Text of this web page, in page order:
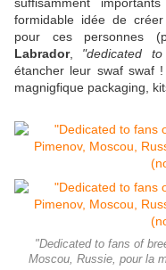
formidable idée de
pour ces personnes
Labrador, "dedicated
étancher leur swaf swaf
magnigfique packaging,
"Dedicated to fans of
Moscou, Russie, pour la